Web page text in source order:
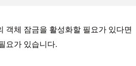
객체 잠금을 활성화할 필요가 있다면
요가 있습니다.